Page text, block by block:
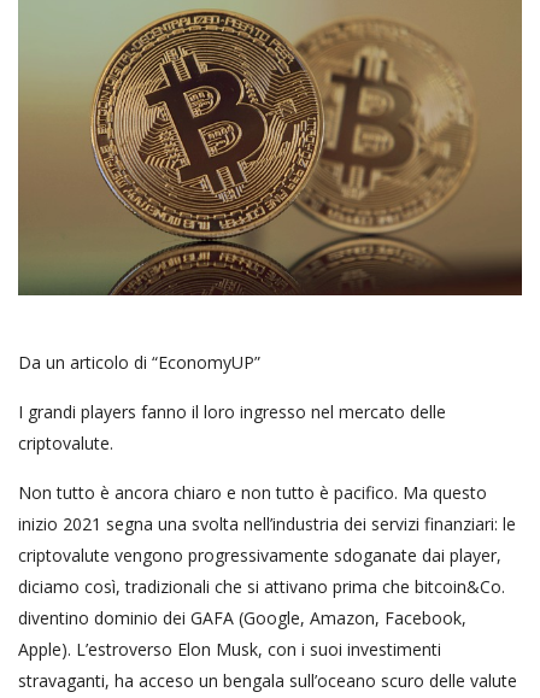
Da un articolo di “EconomyUP”
I grandi players fanno il loro ingresso nel mercato delle
criptovalute.
Non tutto è ancora chiaro e non tutto è pacifico. Ma questo
inizio 2021 segna una svolta nell’industria dei servizi finanziari: le
criptovalute vengono progressivamente sdoganate dai player,
diciamo così, tradizionali che si attivano prima che bitcoin&Co.
diventino dominio dei GAFA (Google, Amazon, Facebook,
Apple). L’estroverso Elon Musk, con i suoi investimenti
stravaganti, ha acceso un bengala sull’oceano scuro delle valute